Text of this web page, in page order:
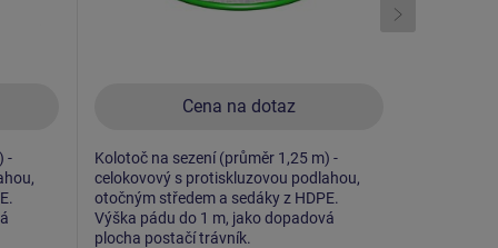
-
Cena na dotaz
Kolotoč na sezení (průměr 1,25 m) -
celokovový s protiskluzovou podlahou,
otočným středem a sedáky z HDPE.
Výška pádu do 1 m, jako dopadová
plocha postačí trávník.